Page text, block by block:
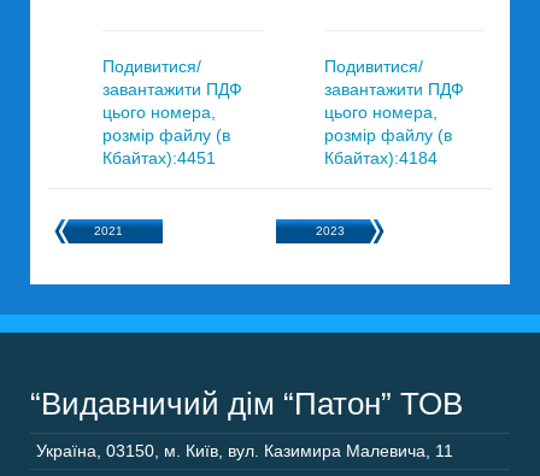
Подивитися/
завантажити ПДФ
цього номера,
розмір файлу (в
Кбайтах):4451
Подивитися/
завантажити ПДФ
цього номера,
розмір файлу (в
Кбайтах):4184
2021 2023
“Видавничий дім “Патон” ТОВ
Україна 03150 м. Київ, вул. Казимира Малевича, 11